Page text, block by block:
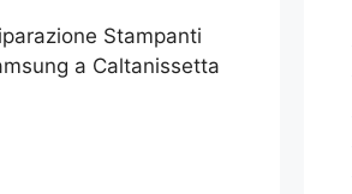
Stampanti
a Caltanissetta